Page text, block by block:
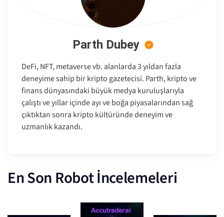
Parth Dubey
DeFi, NFT, metaverse vb. alanlarda 3 yıldan fazla
deneyime sahip bir kripto gazetecisi. Parth, kripto ve
finans dünyasındaki büyük medya kuruluşlarıyla
çalıştı ve yıllar içinde ayı ve boğa piyasalarından sağ
çıktıktan sonra kripto kültüründe deneyim ve
uzmanlık kazandı.
En Son Robot İncelemeleri